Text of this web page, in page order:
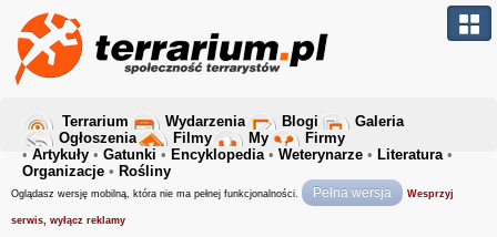
Terrarium Wydarzenia Blogi
Galeria
Ogłoszenia
Filmy My
Firmy
• Artykuły • Gatunki • Encyklopedia• Weterynarze • Literatura•
Organizacje • Rośliny
Oglądasz wersję mobilną, która nie ma pełnej funkcjonalności. Pełna wersja Wesprzyj
serwis, wyłącz reklamy